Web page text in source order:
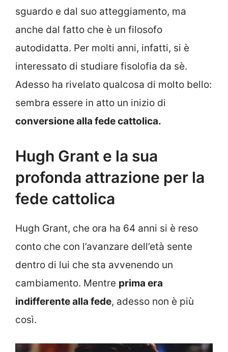
sguardo e dal suo atteggiamento, ma
anche dal fatto che è un filosofo
autodidatta. Per molti anni, infatti, si è
interessato di studiare fisolofia da sè.
Adesso ha rivelato qualcosa di molto bello:
sembra essere in atto un inizio di
conversione alla fede cattolica.
Hugh Grant e la sua
profonda attrazione per la
fede cattolica
Hugh Grant, che ora ha 64 anni si è reso
conto che con l’avanzare dell’età sente
dentro di lui che sta avvenendo un
cambiamento. Mentre prima era
indifferente alla fede, adesso non è più
così.